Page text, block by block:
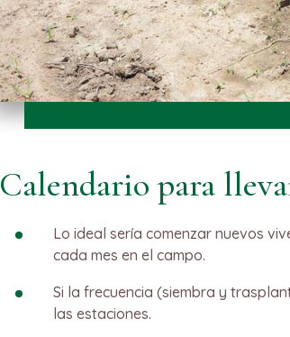
Calendario para
Lo ideal sería comenzar nuevos
cada mes en el campo.
Si la frecuencia (siembra y
las estaciones.